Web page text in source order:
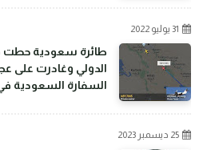
31 يوليو 2022
طائرة سعودية حطت
الدولي وغادرت على
السفارة السعودية
25 ديسمبر 2023